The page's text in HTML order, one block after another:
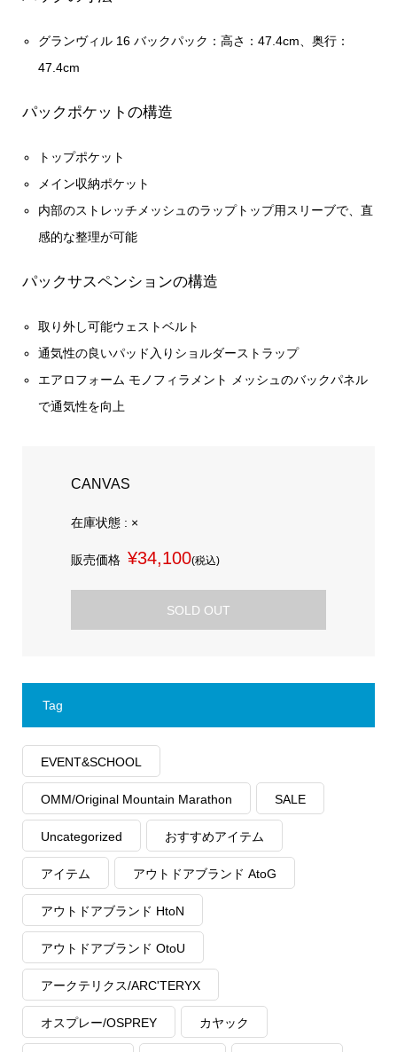
グランヴィル 16 バックパック：高さ：47.4cm、奥行：
47.4cm
パックポケットの構造
トップポケット
メイン収納ポケット
内部のストレッチメッシュのラップトップ用スリーブで、直
感的な整理が可能
パックサスペンションの構造
取り外し可能ウェストベルト
通気性の良いパッド入りショルダーストラップ
エアロフォーム モノフィラメント メッシュのバックパネル
で通気性を向上
CANVAS
在庫状態 : ×
販売価格 ¥34,100(税込)
SOLD OUT
Tag
EVENT&SCHOOL
OMM/Original Mountain Marathon SALE
Uncategorized おすすめアイテム
アイテム アウトドアブランド AtoG
アウトドアブランド HtoN
アウトドアブランド OtoU
アークテリクス/ARC'TERYX
オスプレー/OSPREY カヤック